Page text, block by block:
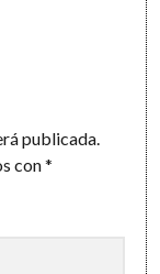
publicada.
con*